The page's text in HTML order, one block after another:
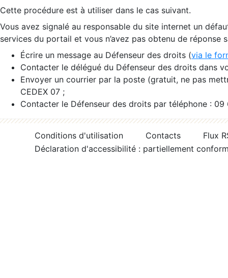
Cette procédure est à utiliser dans le cas suivant.
Vous avez signalé au responsable du site internet un
services du portail et vous n’avez pas obtenu de réponse
Écrire un message au Défenseur des droits (via le
Contacter le délégué du Défenseur des droits dans
Envoyer un courrier par la poste (gratuit, ne pas
CEDEX 07 ;
Contacter le Défenseur des droits par téléphone :
Conditions d'utilisation Contacts
Flux
Déclaration d'accessibilité : partiellement